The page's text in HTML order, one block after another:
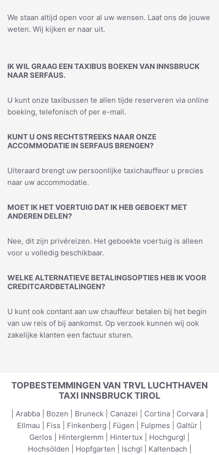
We staan altijd open voor al uw wensen. Laat ons de jouwe
weten. Wij kijken er naar uit.
IK WIL GRAAG EEN TAXIBUS BOEKEN VAN INNSBRUCK
NAAR SERFAUS.
U kunt onze taxibussen te allen tijde reserveren via online
boeking, telefonisch of per e-mail.
KUNT U ONS RECHTSTREEKS NAAR ONZE
ACCOMMODATIE IN SERFAUS BRENGEN?
Uiteraard brengt uw persoonlijke taxichauffeur u precies
naar uw accommodatie.
MOET IK HET VOERTUIG DAT IK HEB GEBOEKT MET
ANDEREN DELEN?
Nee, dit zijn privéreizen. Het geboekte voertuig is alleen
voor u volledig beschikbaar.
WELKE ALTERNATIEVE BETALINGSOPTIES HEB IK VOOR
CREDITCARDBETALINGEN?
U kunt ook contant aan uw chauffeur betalen bij het begin
van uw reis of bij aankomst. Op verzoek kunnen wij ook
zakelijke klanten een factuur sturen.
TOPBESTEMMINGEN VAN TRVL LUCHTHAVEN
TAXI INNSBRUCK TIROL
Arabba Bozen Bruneck Canazei Cortina Corvara
Ellmau
Fiss Finkenberg Fügen Fulpmes Galtür
Gerlos
Hinterglemm Hintertux Hochgurgl
Hochsölden
Hopfgarten Ischgl Kaltenbach